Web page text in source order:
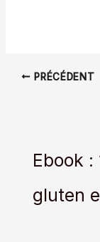
PRÉCÉDENT
Ebook
gluten